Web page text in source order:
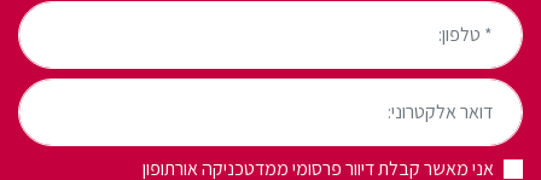
* טלפון:
דואר אלקטרוני:
אני מאשר קבלת דיוור פרסומי ממדטכניקה אורתופון